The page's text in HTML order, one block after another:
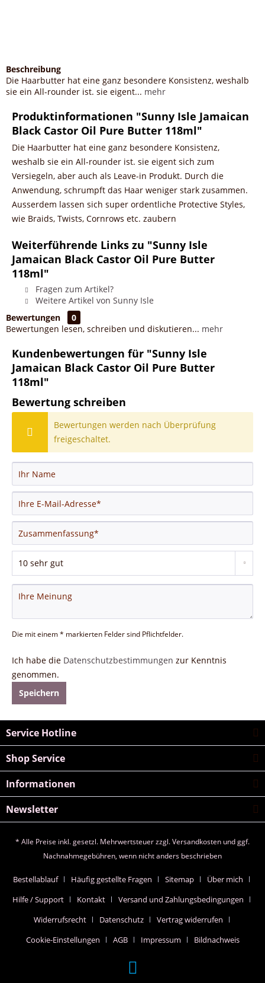
Beschreibung
Die Haarbutter hat eine ganz besondere Konsistenz, weshalb
sie ein All-rounder ist. sie eigent... mehr
Produktinformationen "Sunny Isle Jamaican
Black Castor Oil Pure Butter 118ml"
Die Haarbutter hat eine ganz besondere Konsistenz,
weshalb sie ein All-rounder ist. sie eigent sich zum
Versiegeln, aber auch als Leave-in Produkt. Durch die
Anwendung, schrumpft das Haar weniger stark zusammen.
Ausserdem lassen sich super ordentliche Protective Styles,
wie Braids, Twists, Cornrows etc. zaubern
Weiterführende Links zu "Sunny Isle
Jamaican Black Castor Oil Pure Butter
118ml"
Fragen zum Artikel?
Weitere Artikel von Sunny Isle
Bewertungen
0
Bewertungen lesen, schreiben und diskutieren... mehr
Kundenbewertungen für "Sunny Isle
Jamaican Black Castor Oil Pure Butter
118ml"
Bewertung schreiben
Bewertungen werden nach Überprüfung
freigeschaltet.
Die mit einem * markierten Felder sind Pflichtfelder.
Ich habe die Datenschutzbestimmungen zur Kenntnis
genommen.
Speichern
Service Hotline
Shop Service
Informationen
Newsletter
* Alle Preise inkl. gesetzl. Mehrwertsteuer zzgl.Versandkosten und ggf.
Nachnahmegebühren, wenn nicht anders beschrieben
Bestellablauf Häufig gestellte Fragen Sitemap
Über mich
Hilfe / Support
Kontakt
Versand und Zahlungsbedingungen
Widerrufsrecht
Datenschutz
Vertrag widerrufen
Cookie-Einstellungen
AGB Impressum Bildnachweis